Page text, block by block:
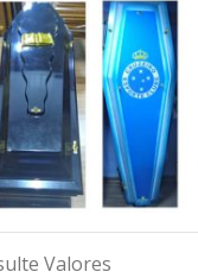
Valores